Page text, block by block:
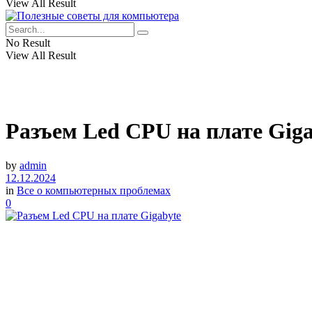
View All Result
No Result
View All Result
Разъем Led CPU на плате
by admin
12.12.2024
in Все о компьютерных проблемах
0